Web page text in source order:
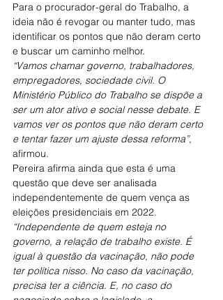
Para o procurador-geral do Trabalho, a
ideia não é revogar ou manter tudo, mas
identificar os pontos que não deram certo
e buscar um caminho melhor.
“Vamos chamar governo, trabalhadores,
empregadores, sociedade civil. O
Ministério Público do Trabalho se dispõe a
ser um ator ativo e social nesse debate. E
vamos ver os pontos que não deram certo
e tentar fazer um ajuste dessa reforma”,
afirmou.
Pereira afirma ainda que esta é uma
questão que deve ser analisada
independentemente de quem vença as
eleições presidenciais em 2022.
“Independente de quem esteja no
governo, a relação de trabalho existe. É
igual à questão da vacinação, não pode
ter política nisso. No caso da vacinação,
precisa ter a ciência. E, no caso do